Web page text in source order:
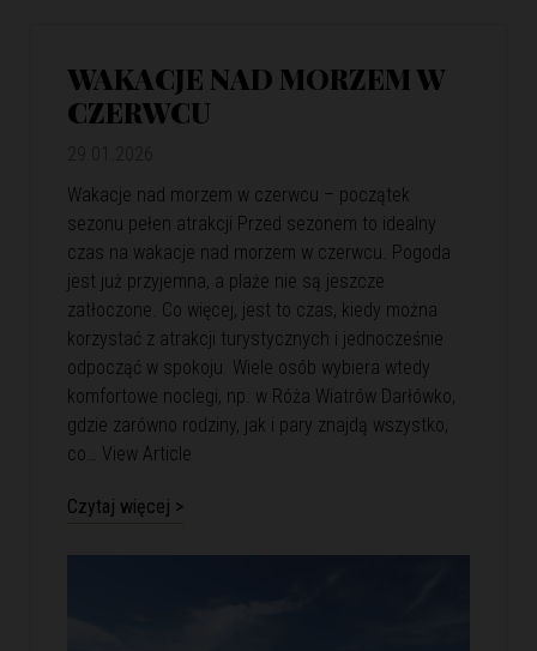
WAKACJE NAD MORZEM W
CZERWCU
Wakacje nad morzem w czerwcu – początek
sezonu pełen atrakcji Przed sezonem to idealny
czas na wakacje nad morzem w czerwcu. Pogoda
jest już przyjemna, a plaże nie są jeszcze
zatłoczone. Co więcej, jest to czas, kiedy można
korzystać z atrakcji turystycznych i jednocześnie
odpocząć w spokoju. Wiele osób wybiera wtedy
komfortowe noclegi, np. w Róża Wiatrów Darłówko,
gdzie zarówno rodziny, jak i pary znajdą wszystko,
co… View Article
Czytaj więcej >